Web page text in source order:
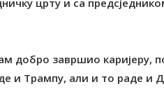
црту и са
добро завршио каријеру,
и Трампу, али и то раде и